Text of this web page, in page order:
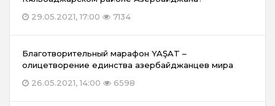
29.05.2021, 17:00
7134
Благотворительный марафон YAŞAT –
олицетворение единства азербайджанцев мира
26.05.2021, 14:00
6598